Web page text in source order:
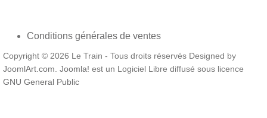
Conditions générales de ventes
Copyright © 2026 Le Train - Tous droits réservés Designed by
JoomlArt.com. Joomla! est un Logiciel Libre diffusé sous licence
GNU General Public